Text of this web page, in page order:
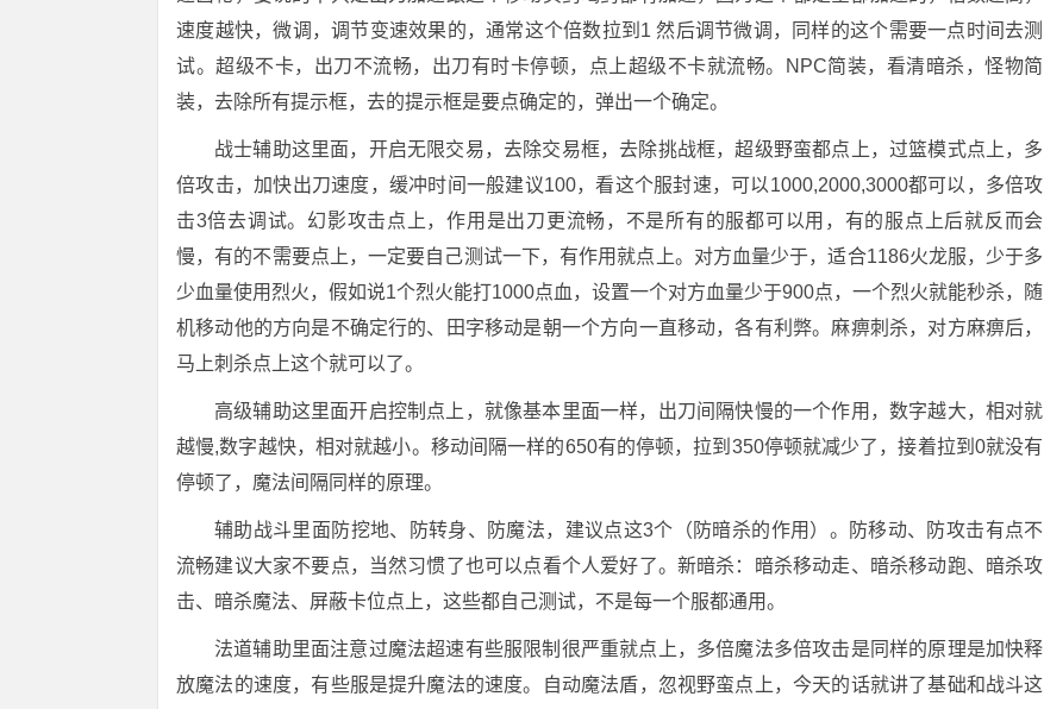
速度越快，微调，调节变速效果的，通常这个倍数拉到1 然后调节微调，同样的这个需要一点时间去测
试。超级不卡，出刀不流畅，出刀有时卡停顿，点上超级不卡就流畅。NPC简装，看清暗杀，怪物简
装，去除所有提示框，去的提示框是要点确定的，弹出一个确定。
战士辅助这里面，开启无限交易，去除交易框，去除挑战框，超级野蛮都点上，过篮模式点上，多
倍攻击，加快出刀速度，缓冲时间一般建议100，看这个服封速，可以1000,2000,3000都可以，多倍攻
击3倍去调试。幻影攻击点上，作用是出刀更流畅，不是所有的服都可以用，有的服点上后就反而会
慢，有的不需要点上，一定要自己测试一下，有作用就点上。对方血量少于，适合1186火龙服，少于多
少血量使用烈火，假如说1个烈火能打1000点血，设置一个对方血量少于900点，一个烈火就能秒杀，随
机移动他的方向是不确定行的、田字移动是朝一个方向一直移动，各有利弊。麻痹刺杀，对方麻痹后，
马上刺杀点上这个就可以了。
高级辅助这里面开启控制点上，就像基本里面一样，出刀间隔快慢的一个作用，数字越大，相对就
越慢,数字越快，相对就越小。移动间隔一样的650有的停顿，拉到350停顿就减少了，接着拉到0就没有
停顿了，魔法间隔同样的原理。
辅助战斗里面防挖地、防转身、防魔法，建议点这3个（防暗杀的作用）。防移动、防攻击有点不
流畅建议大家不要点，当然习惯了也可以点看个人爱好了。新暗杀：暗杀移动走、暗杀移动跑、暗杀攻
击、暗杀魔法、屏蔽卡位点上，这些都自己测试，不是每一个服都通用。
法道辅助里面注意过魔法超速有些服限制很严重就点上，多倍魔法多倍攻击是同样的原理是加快释
放魔法的速度，有些服是提升魔法的速度。自动魔法盾，忽视野蛮点上，今天的话就讲了基础和战斗这